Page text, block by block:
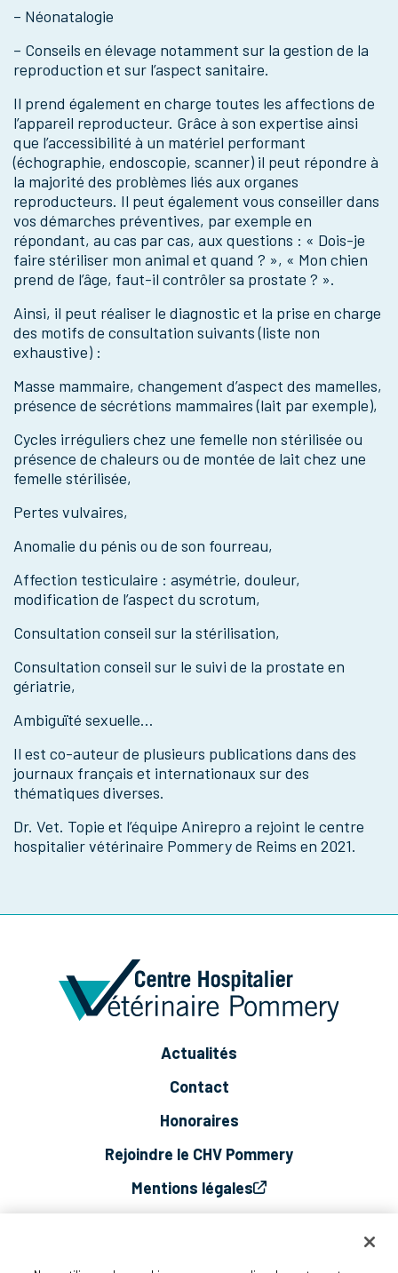
– Néonatalogie
– Conseils en élevage notamment sur la gestion de la
reproduction et sur l’aspect sanitaire.
Il prend également en charge toutes les affections de
l’appareil reproducteur. Grâce à son expertise ainsi
que l’accessibilité à un matériel performant
(échographie, endoscopie, scanner) il peut répondre à
la majorité des problèmes liés aux organes
reproducteurs. Il peut également vous conseiller dans
vos démarches préventives, par exemple en
répondant, au cas par cas, aux questions : « Dois-je
faire stériliser mon animal et quand ? », « Mon chien
prend de l’âge, faut-il contrôler sa prostate ? ».
Ainsi, il peut réaliser le diagnostic et la prise en charge
des motifs de consultation suivants (liste non
exhaustive) :
Masse mammaire, changement d’aspect des mamelles,
présence de sécrétions mammaires (lait par exemple),
Cycles irréguliers chez une femelle non stérilisée ou
présence de chaleurs ou de montée de lait chez une
femelle stérilisée,
Pertes vulvaires,
Anomalie du pénis ou de son fourreau,
Affection testiculaire : asymétrie, douleur,
modification de l’aspect du scrotum,
Consultation conseil sur la stérilisation,
Consultation conseil sur le suivi de la prostate en
gériatrie,
Ambiguïté sexuelle…
Il est co-auteur de plusieurs publications dans des
journaux français et internationaux sur des
thématiques diverses.
Dr. Vet. Topie et l’équipe Anirepro a rejoint le centre
hospitalier vétérinaire Pommery de Reims en 2021.
Actualités
Contact
Honoraires
Rejoindre le CHV Pommery
Mentions légales